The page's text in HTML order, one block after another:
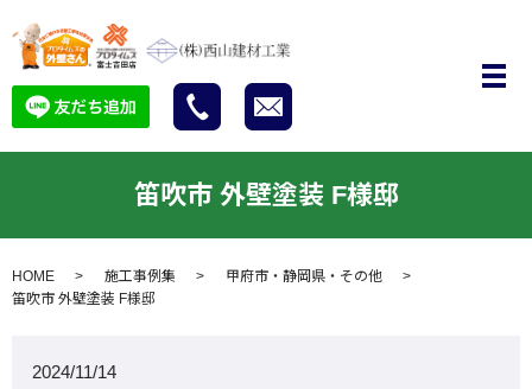
笛吹市 外壁塗装 F様邸
HOME 施工事例集
甲府市・静岡県・その他
笛吹市 外壁塗装 F様邸
2024/11/14